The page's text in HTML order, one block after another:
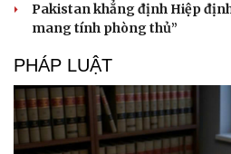
Pakistan khẳng định Hiệp
mang tính phòng thủ”
PHÁP LUẬT